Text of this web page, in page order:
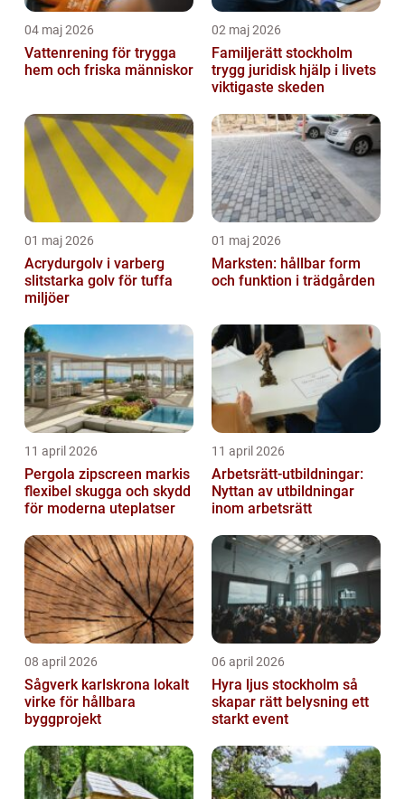
04 maj 2026
Vattenrening för trygga
hem och friska människor
02 maj 2026
Familjerätt stockholm
trygg juridisk hjälp i livets
viktigaste skeden
01 maj 2026
Acrydurgolv i varberg
slitstarka golv för tuffa
miljöer
01 maj 2026
Marksten: hållbar form
och funktion i trädgården
11 april 2026
Pergola zipscreen markis
flexibel skugga och skydd
för moderna uteplatser
11 april 2026
Arbetsrätt-utbildningar:
Nyttan av utbildningar
inom arbetsrätt
08 april 2026
Sågverk karlskrona lokalt
virke för hållbara
byggprojekt
06 april 2026
Hyra ljus stockholm så
skapar rätt belysning ett
starkt event